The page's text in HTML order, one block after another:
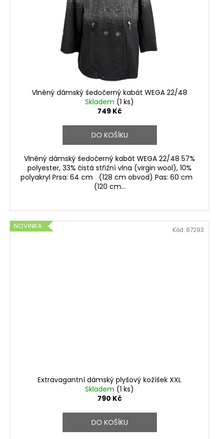
Vlněný dámský šedočerný kabát WEGA 22/48
Skladem (1 ks)
749 Kč
DO KOŠÍKU
Vlněný dámský šedočerný kabát WEGA 22/48 57%
polyester, 33% čistá střižní vlna (virgin wool), 10%
polyakryl Prsa: 64 cm (128 cm obvod) Pas: 60 cm
(120 cm...
NOVINKA
Extravagantní dámský plyšový kožíšek XXL
Skladem (1 ks)
790 Kč
DO KOŠÍKU
Kód: 67293